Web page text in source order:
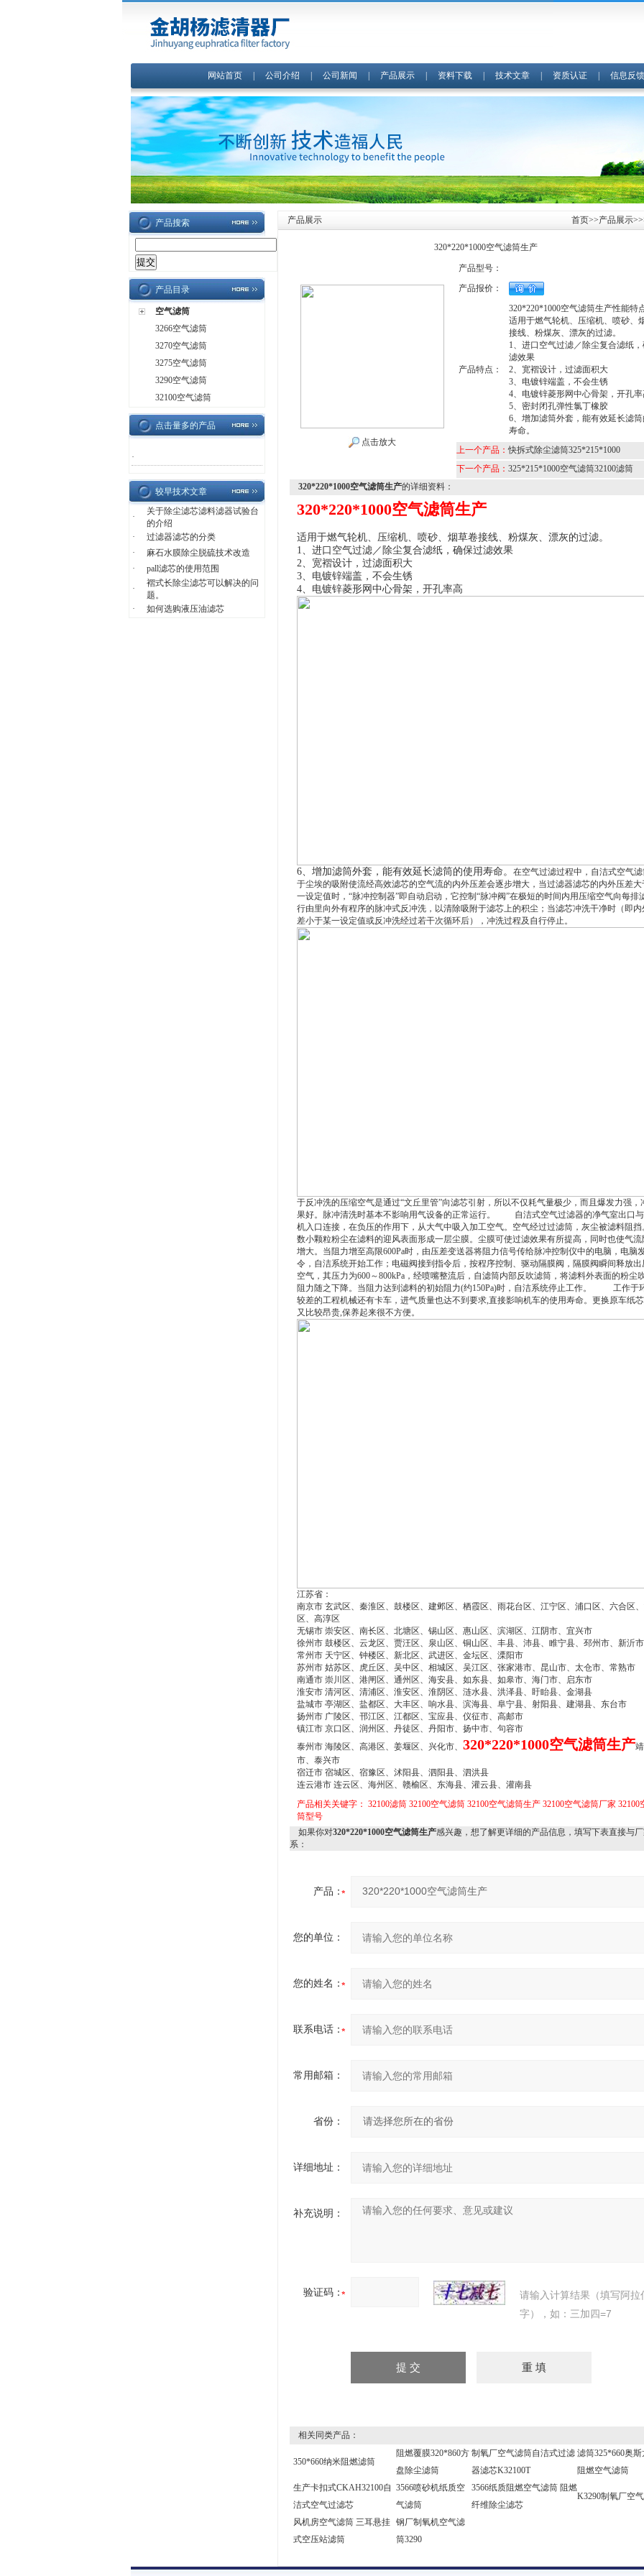
网站首页 公司介绍 公司新闻 产品展示 资料下载 技术文章 资质认证 信息反馈
产品搜索
产品目录
空气滤筒
3266空气滤筒
3270空气滤筒
3275空气滤筒
3290空气滤筒
32100空气滤筒
点击量多的产品
·
较早技术文章
·
关于除尘滤芯滤料滤器试验台
的介绍
·
过滤器滤芯的分类
·
麻石水膜除尘脱硫技术改造
·
pall滤芯的使用范围
·
褶式长除尘滤芯可以解决的问
题。
·
如何选购液压油滤芯
产品展示 首页>>产品展示
320*220*1000空气滤筒生产
点击放大
产品型号：
产品报价：
产品特点：
320*220*1000空气滤筒生产性能特
适用于燃气轮机、压缩机、喷砂、
接线、粉煤灰、漂灰的过滤。
1、进口空气过滤／除尘复合滤纸
滤效果
2、宽褶设计，过滤面积大
3、电镀锌端盖，不会生锈
4、电镀锌菱形网中心骨架，开孔率
5、密封闭孔弹性氯丁橡胶
6、增加滤筒外套，能有效延长滤筒
寿命。
上一个产品：快拆式除尘滤筒325*215*1000
下一个产品： 325*215*1000空气滤筒32100滤筒
320*220*1000空气滤筒生产的详细资料：
320*220*1000空气滤筒生产
适用于燃气轮机、压缩机、喷砂、烟草卷接线、粉煤灰、漂灰的过滤。
1、进口空气过滤／除尘复合滤纸，确保过滤效果
2、宽褶设计，过滤面积大
3、电镀锌端盖，不会生锈
4、电镀锌菱形网中心骨架，开孔率高
6、增加滤筒外套，能有效延长滤筒的使用寿命。 在空气过滤过程中，自洁式空气滤
于尘埃的吸附使流经高效滤芯的空气流的内外压差会逐步增大，当过滤器滤芯的内外压差大
一设定值时，“脉冲控制器”即自动启动，它控制“脉冲阀”在极短的时间内用压缩空气向每排
行由里向外有程序的脉冲式反冲洗，以清除吸附于滤芯上的积尘；当滤芯冲洗干净时（即内
差小于某一设定值或反冲洗经过若干次循环后），冲洗过程及自行停止。
于反冲洗的压缩空气是通过“文丘里管”向滤芯引射，所以不仅耗气量极少，而且爆发力强，
果好。脉冲清洗时基本不影响用气设备的正常运行。 自洁式空气过滤器的净气室出口
机入口连接，在负压的作用下，从大气中吸入加工空气。空气经过过滤筒，灰尘被滤料阻挡
数小颗粒粉尘在滤料的迎风表面形成一层尘膜。尘膜可使过滤效果有所提高，同时也使气流
增大。当阻力增至高限600Pa时，由压差变送器将阻力信号传给脉冲控制仪中的电脑，电脑
令，自洁系统开始工作；电磁阀接到指令后，按程序控制、驱动隔膜阀，隔膜阀瞬间释放出
空气，其压力为600～800kPa，经喷嘴整流后，自滤筒内部反吹滤筒，将滤料外表面的粉尘
阻力随之下降。当阻力达到滤料的初始阻力(约150Pa)时，自洁系统停止工作。 工作于
较差的工程机械还有卡车，进气质量也达不到要求,直接影响机车的使用寿命。更换原车纸
又比较昂贵,保养起来很不方便。
江苏省：
南京市 玄武区、秦淮区、鼓楼区、建邺区、栖霞区、雨花台区、江宁区、浦口区、六合区
区、高淳区
无锡市 崇安区、南长区、北塘区、锡山区、惠山区、滨湖区、江阴市、宜兴市
徐州市 鼓楼区、云龙区、贾汪区、泉山区、铜山区、丰县、沛县、睢宁县、邳州市、新沂市
常州市 天宁区、钟楼区、新北区、武进区、金坛区、溧阳市
苏州市 姑苏区、虎丘区、吴中区、相城区、吴江区、张家港市、昆山市、太仓市、常熟市
南通市 崇川区、港闸区、通州区、海安县、如东县、如皋市、海门市、启东市
淮安市 清河区、清浦区、淮安区、淮阴区、涟水县、洪泽县、盱眙县、金湖县
盐城市 亭湖区、盐都区、大丰区、响水县、滨海县、阜宁县、射阳县、建湖县、东台市
扬州市 广陵区、邗江区、江都区、宝应县、仪征市、高邮市
镇江市 京口区、润州区、丹徒区、丹阳市、扬中市、句容市
泰州市 海陵区、高港区、姜堰区、兴化市、 320*220*1000空气滤筒生产
市、泰兴市
宿迁市 宿城区、宿豫区、沭阳县、泗阳县、泗洪县
连云港市 连云区、海州区、赣榆区、东海县、灌云县、灌南县
产品相关关键字： 32100滤筒 32100空气滤筒 32100空气滤筒生产 32100空气滤筒厂家 32100
筒型号
如果你对320*220*1000空气滤筒生产感兴趣，想了解更详细的产品信息，填写下表直接与
系：
产品：
您的单位：
您的姓名：
联系电话：
常用邮箱：
省份：
详细地址：
补充说明：
验证码：
请输入计算结果（填写阿拉
字），如：三加四=7
相关同类产品：
350*660纳米阻燃滤筒
阻燃覆膜320*860方
盘除尘滤筒
制氧厂空气滤筒自洁式过滤
器滤芯K32100T
滤筒325*660奥
阻燃空气滤筒
生产卡扣式CKAH32100自
洁式空气过滤芯
3566喷砂机纸质空
气滤筒
3566纸质阻燃空气滤筒 阻燃
纤维除尘滤芯
K3290制氧厂空
风机房空气滤筒 三耳悬挂
式空压站滤筒
钢厂制氧机空气滤
筒3290